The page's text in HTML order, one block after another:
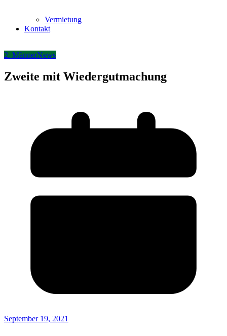
Vermietung
Kontakt
2. MännerNews
Zweite mit Wiedergutmachung
September 19, 2021